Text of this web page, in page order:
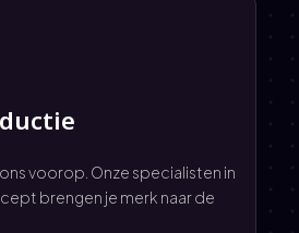
voorop. Onze specialisten in
brengen je merk naar de